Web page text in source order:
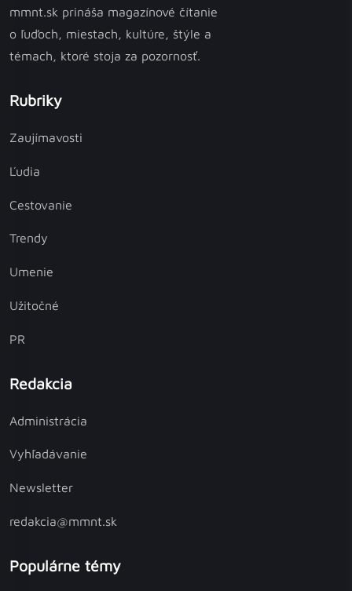
mmnt.sk prináša magazínové čítanie
o ľuďoch, miestach, kultúre, štýle a
témach, ktoré stoja za pozornosť.
Rubriky
Zaujímavosti
Ľudia
Cestovanie
Trendy
Umenie
Užitočné
PR
Redakcia
Administrácia
Vyhľadávanie
Newsletter
redakcia@mmnt.sk
Populárne témy